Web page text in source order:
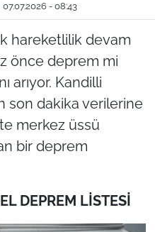
07.07.2026 - 08:43
hareketlilik devam
önce deprem mi
arıyor. Kandilli
son dakika verilerine
merkez üssü
bir deprem
DEPREM LİSTESİ